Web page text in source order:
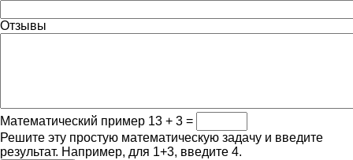
Отзывы
Математический пример 13 + 3 =
Решите эту простую математическую задачу и введите
результат. Например, для 1+3, введите 4.